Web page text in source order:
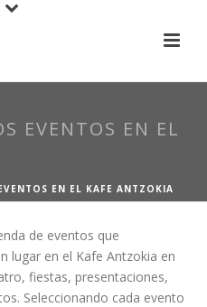
EVENTOS EN EL
EN EL KAFE ANTZOKIA
de eventos que
lugar en el Kafe Antzokia en
fiestas, presentaciones,
Seleccionando cada evento